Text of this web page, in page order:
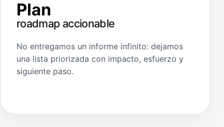
Plan
roadmap accionable
No entregamos un informe infinito: dejamos
una lista priorizada con impacto, esfuerzo y
siguiente paso.